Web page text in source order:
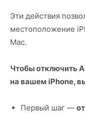
Эти действия
местоположение
Mac.
Чтобы отключить
на вашем iPhone,
Первый шаг —